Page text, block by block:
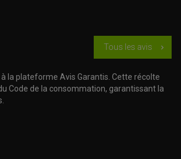
Tous les avis chevron_right
la plateforme Avis Garantis. Cette récolte
Code de la consommation, garantissant la